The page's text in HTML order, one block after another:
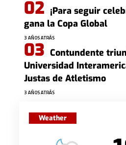
¡Para seguir
gana la Copa Global
3 AÑOS ATRÁS
Contundente
Universidad
Justas de Atletismo
3 AÑOS ATRÁS
Weather